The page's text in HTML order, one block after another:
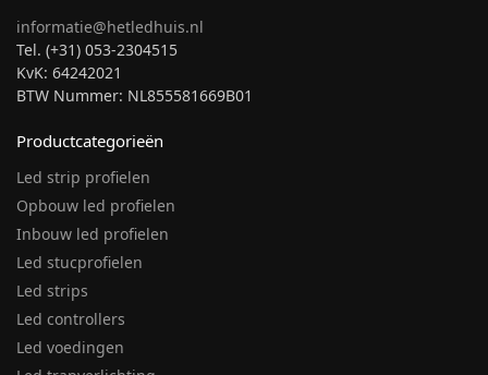
informatie@hetledhuis.nl
Tel. (+31) 053-2304515
KvK: 64242021
BTW Nummer: NL855581669B01
Productcategorieën
Led strip profielen
Opbouw led profielen
Inbouw led profielen
Led stucprofielen
Led strips
Led controllers
Led voedingen